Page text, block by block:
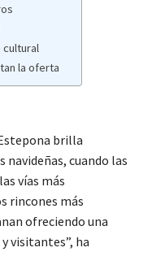
cultural
la oferta
brilla
cuando las
vías más
rincones más
ofreciendo una
visitantes”, ha